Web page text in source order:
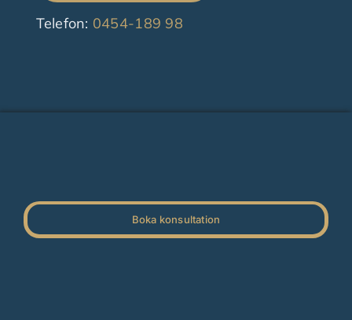
Telefon: 0454-189 98
Boka konsultation